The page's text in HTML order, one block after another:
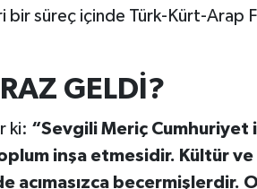
bir süreç içinde Türk-Kürt-Arap
GELDİ?
ki: “Sevgili Meriç
inşa etmesidir. Kültür
acımasızca becermişlerdir.